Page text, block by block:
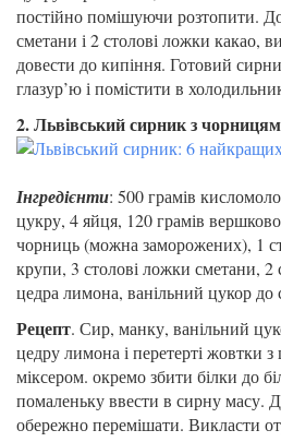
постійно помішуючи розтопити.
сметани і 2 столові ложки какао,
довести до кипіння. Готовий
глазур’ю і помістити в
2. Львівський сирник з
Інгредієнти: 500 грамів
цукру, 4 яйця, 120 грамів
чорниць (можна заморожених), 1
крупи, 3 столові ложки сметани, 2
цедра лимона, ванільний цукор до
Рецепт. Сир, манку, ванільний
цедру лимона і перетерті жовтки
міксером. окремо збити білки до
помаленьку ввести в сирну масу.
обережно перемішати. Викласти